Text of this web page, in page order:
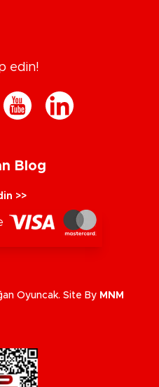
edin!
Blog
>>
Oyuncak. Site By MNM